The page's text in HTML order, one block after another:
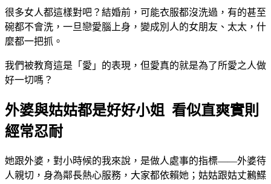
很多女人都這樣對吧？結婚前，可能衣服都沒洗過，有的甚至
碗都不會洗，一旦戀愛腦上身，變成別人的女朋友、太太，什
麼都一把抓。
我們被教育這是「愛」的表現，但愛真的就是為了所愛之人做
好一切嗎？
外婆與姑姑都是好好小姐 看似直爽實則
經常忍耐
她跟外婆，對小時候的我來說，是做人處事的指標——外婆待
人親切，身為鄰長熱心服務，大家都依賴她；姑姑跟姑丈鶼鰈